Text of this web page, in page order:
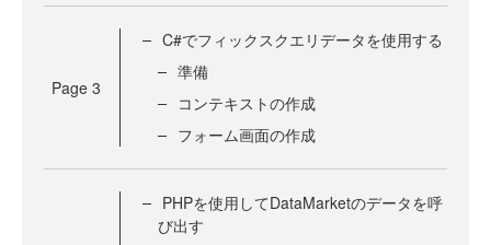
Page 3
C#でフィックスクエリデータを使用する
準備
コンテキストの作成
フォーム画面の作成
PHPを使用してDataMarketのデータを呼
び出す